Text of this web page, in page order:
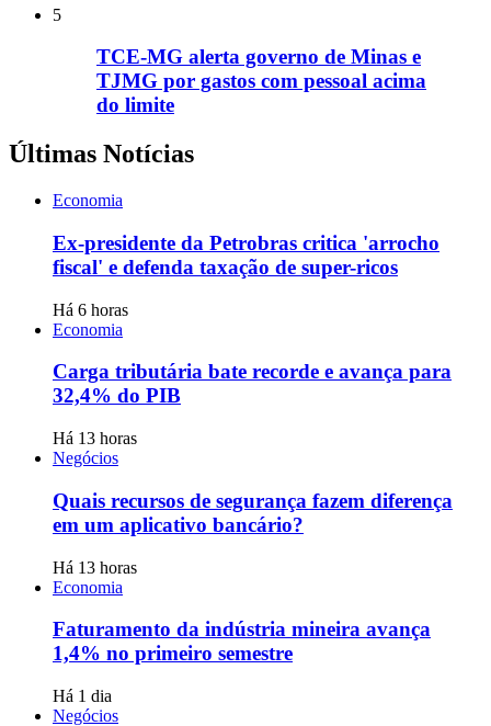
5
TCE-MG alerta governo de Minas e
TJMG por gastos com pessoal acima
do limite
Últimas Notícias
Economia
Ex-presidente da Petrobras critica 'arrocho
fiscal' e defenda taxação de super-ricos
Há 6 horas
Economia
Carga tributária bate recorde e avança para
32,4% do PIB
Há 13 horas
Negócios
Quais recursos de segurança fazem diferença
em um aplicativo bancário?
Há 13 horas
Economia
Faturamento da indústria mineira avança
1,4% no primeiro semestre
Há 1 dia
Negócios